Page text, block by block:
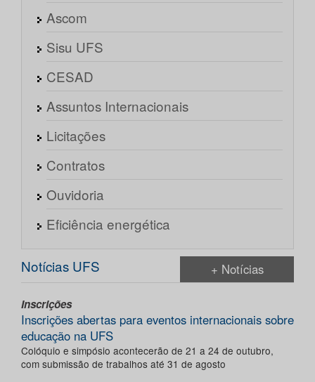
Ascom
Sisu UFS
CESAD
Assuntos Internacionais
Licitações
Contratos
Ouvidoria
Eficiência energética
Notícias UFS + Notícias
Inscrições
Inscrições abertas para eventos internacionais sobre
educação na UFS
Colóquio e simpósio acontecerão de 21 a 24 de outubro,
com submissão de trabalhos até 31 de agosto